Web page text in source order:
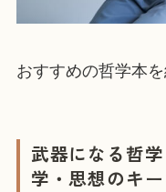
おすすめの哲学本を
武器になる哲
学・思想のキ